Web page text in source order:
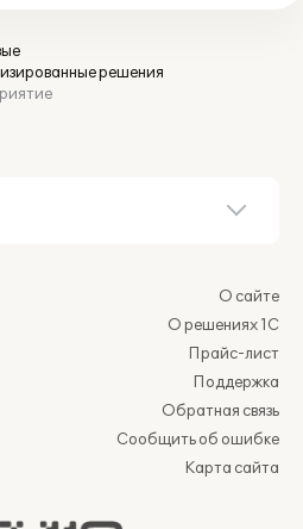
решения
О сайте
О решениях 1С
Прайс-лист
Поддержка
Обратная связь
Сообщить об ошибке
Карта сайта